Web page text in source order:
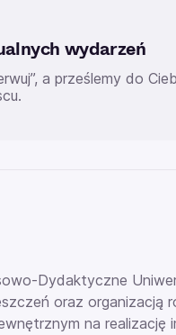
wydarzeń
a prześlemy do
Dydaktyczne
oraz organizacją
na